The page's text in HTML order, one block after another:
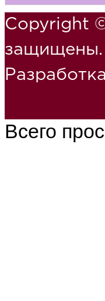
Copyright
защищены.
Разработка
Всего